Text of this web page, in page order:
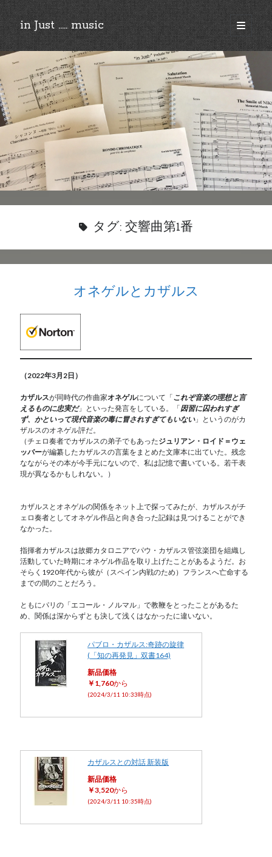
in Just ..... music
open
primary
menu
Sidebar
©︎2018-2025 by Ken’ichi MASAKADO, All rights reserved.
タグ: 交響曲第1番
オネゲルとカザルス
（2022年3月2日）
カザルスが同時代の作曲家オネゲルについて「これぞ音楽の理想と言
えるものに忠実だ」といった発言をしている。「因習に囚われすぎ
ず、かといって現代音楽の毒に冒されすぎてもいない」というのがカ
ザルスのオネゲル評だ。
（チェロ奏者でカザルスの弟子でもあったジュリアン・ロイド＝ウェ
ッバーが編纂したカザルスの言葉をまとめた文庫本に出ていた。残念
なながらその本が今手元にないので、私は記憶で書いている。若干表
現が異なるかもしれない。）
カザルスとオネゲルの関係をネット上で探ってみたが、カザルスがチ
ェロ奏者としてオネゲル作品と向き合った記録は見つけることができ
なかった。
指揮者カザルスは故郷カタロニアでパウ・カザルス管弦楽団を組織し
活動していた時期にオネゲル作品を取り上げたことがあるようだ。お
そらく1920年代から彼が（スペイン内戦のため）フランスへ亡命する
までの間のことだろう。
ともにパリの「エコール・ノルマル」で教鞭をとったことがあるた
め、関係は深からずとも決して浅くはなかったに違いない。
パブロ・カザルス:奇跡の旋律
(「知の再発見」双書164)
新品価格
￥1,760から
(2024/3/11 10:33時点)
カザルスとの対話 新装版
新品価格
￥3,520から
(2024/3/11 10:35時点)